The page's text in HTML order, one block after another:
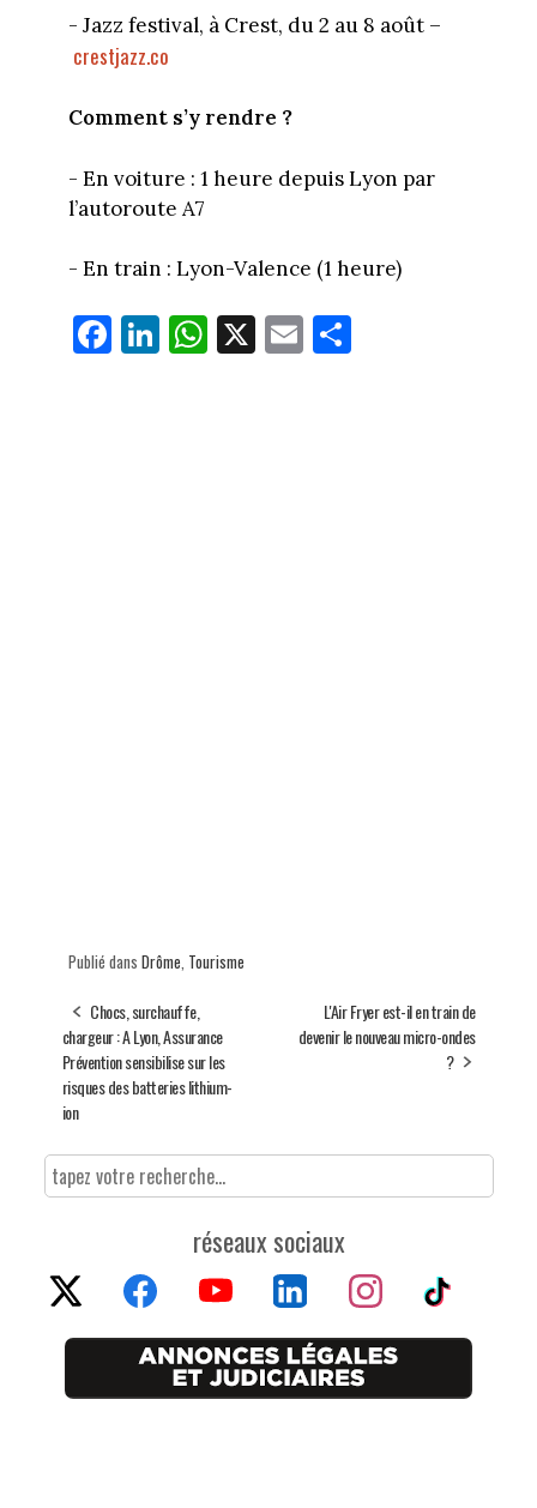
- Jazz festival, à Crest, du 2 au 8 août –
crestjazz.co
Comment s’y rendre ?
- En voiture : 1 heure depuis Lyon par
l’autoroute A7
- En train : Lyon-Valence (1 heure)
Fa
ce
Li
nk
W
ha
X E
m
Pa
Publié dans Drôme, Tourisme
Chocs, surchauffe,
chargeur : A Lyon, Assurance
Prévention sensibilise sur les
risques des batteries lithium-
ion
L'Air Fryer est-il en train de
devenir le nouveau micro-ondes
?
réseaux sociaux